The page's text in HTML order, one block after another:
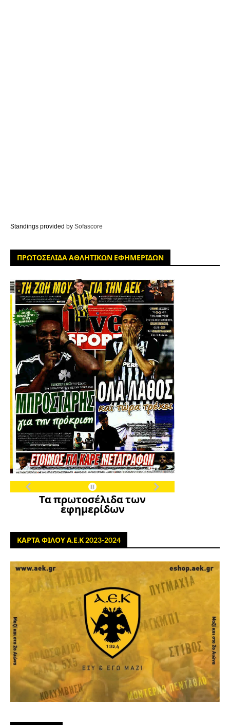
Standings provided by Sofascore
ΠΡΩΤΟΣΕΛΙΔΑ ΑΘΛΗΤΙΚΩΝ ΕΦΗΜΕΡΙΔΩΝ
Τα πρωτοσέλιδα των
εφημερίδων
ΚΑΡΤΑ ΦΙΛΟΥ Α.Ε.Κ 2023-2024